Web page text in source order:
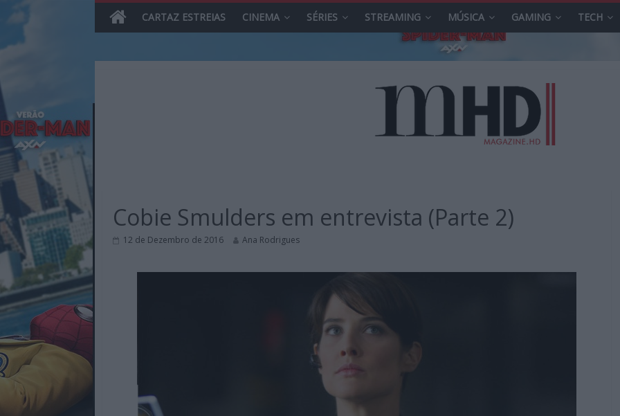
content
Reviews
Internet,
CARTAZ ESTREIAS CINEMA SÉRIES STREAMING MÚSICA GAMING TECH
Cobie Smulders em entrevista (Parte 2)
12 de Dezembro de 2016 Ana Rodrigues